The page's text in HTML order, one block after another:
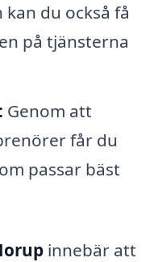
du också få
på tjänsterna
Genom att
får du
passar bäst
innebär att